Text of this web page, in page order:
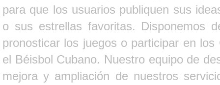
para que los usuarios publiquen sus
o sus estrellas favoritas. Disponemos
pronosticar los juegos o participar en
el Béisbol Cubano. Nuestro equipo de
mejora y ampliación de nuestros